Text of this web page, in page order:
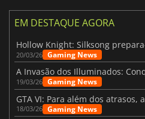
EM DESTAQUE AGORA
20/03/26 Gaming News
19/03/26 Gaming News
18/03/26 Gaming News